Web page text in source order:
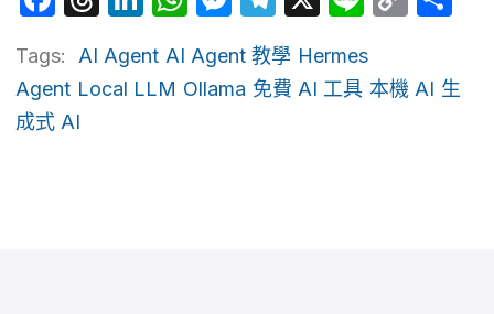
Tags: AI Agent AI Agent 教學 Hermes
Agent Local LLM Ollama 免費 AI 工具 本機 AI 生
成式 AI